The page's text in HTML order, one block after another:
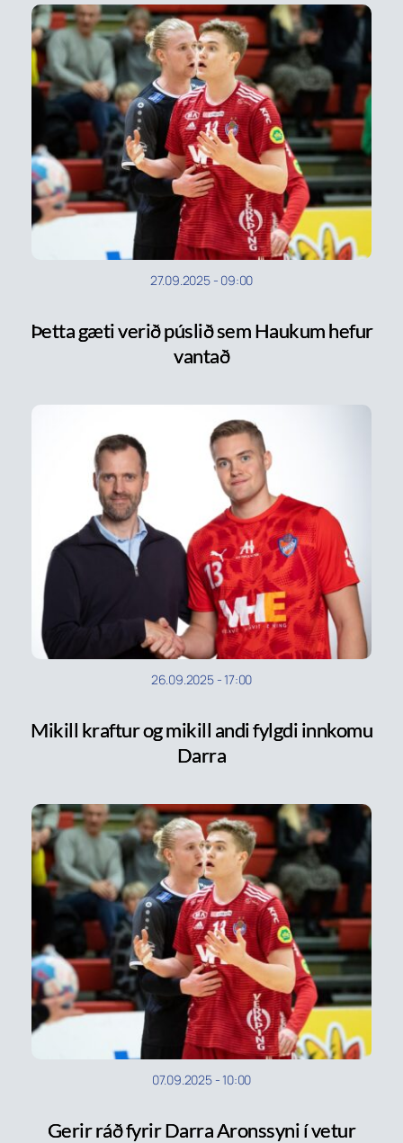
27.09.2025- 09:00
Þetta gæti verið púslið sem Haukum hefur
vantað
26.09.2025-17:00
Mikill kraftur og mikill andi fylgdi innkomu
Darra
07.09.2025-10:00
Gerir ráð fyrir Darra Aronssyni í vetur